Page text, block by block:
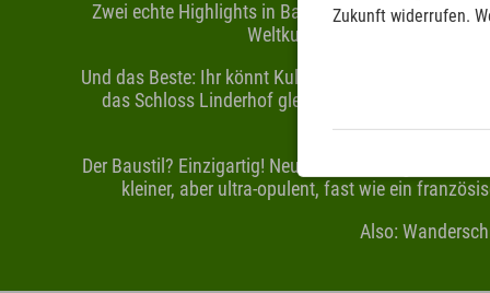
Zwei echte Highlights in Bayern haben jetzt das
Weltkulturerbe! 🎉 Damit
Und das Beste: Ihr könnt Kultur und Abenteuer
das Schloss Linderhof gleich als Bonus-Stop mit.
Der Baustil? Einzigartig! Neuschwanstein gilt mit
kleiner, aber ultra-opulent, fast wie ein
Also:
Zukunft widerrufen.